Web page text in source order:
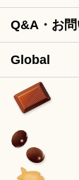
Q&A・お
Global